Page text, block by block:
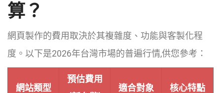
算？
網頁製作的費用取決於其複雜度、功能與客製化程
度。以下是2026年台灣市場的普遍行情,供您參考：
網站類型
預估費用
適合對象 核心特點